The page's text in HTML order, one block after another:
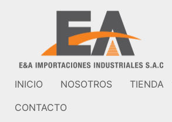
INICIO NOSOTROS TIENDA
CONTACTO